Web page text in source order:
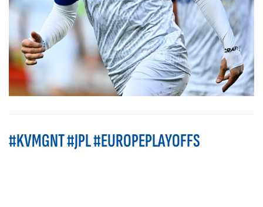
#KVMGNT #JPL #EUROPEPLAYOFFS